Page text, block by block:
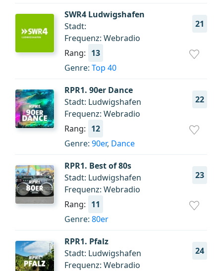
SWR4 Ludwigshafen
21
Stadt:
Frequenz: Webradio
Rang: 13
Genre: Top 40
RPR1. 90er Dance
22
Stadt: Ludwigshafen
Frequenz: Webradio
Rang: 12
Genre: 90er, Dance
RPR1. Best of 80s
23
Stadt: Ludwigshafen
Frequenz: Webradio
Rang: 11
Genre: 80er
RPR1. Pfalz
24
Stadt: Ludwigshafen
Frequenz: Webradio